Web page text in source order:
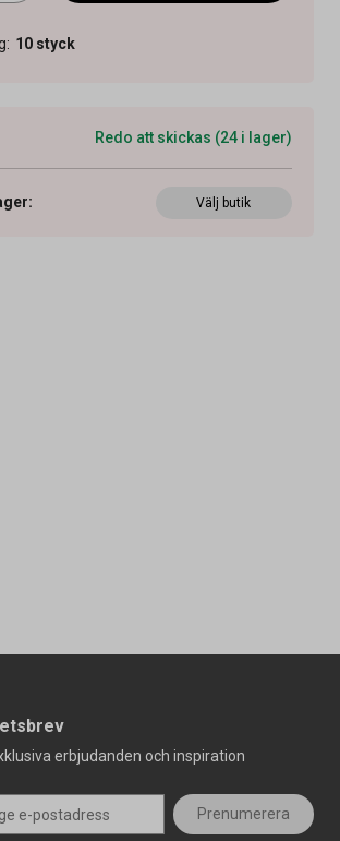
: 10 styck
Redo att skickas (24 i lager)
: Välj butik
erbjudanden och inspiration
Prenumerera